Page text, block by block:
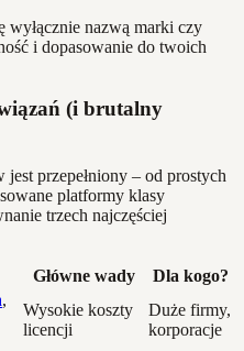
wyłącznie nazwą marki czy
i dopasowanie do twoich
(i brutalny
jest przepełniony – od prostych
platformy klasy
trzech najczęściej
Główne wady Dla kogo?
,
Wysokie koszty
licencji
Duże firmy,
korporacje